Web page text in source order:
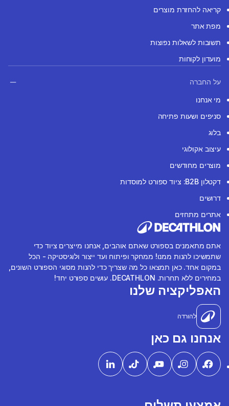
קריאה להחזרת מוצרים
מפת אתר
תשובות לשאלות נפוצות
מועדון לקוחות
על החברה
מי אנחנו
סניפים ושעות פתיחה
בלוג
עיצוב אקולוגי
מוצרים מחודשים
דקטלון B2B: ציוד ספורט למוסדות
דרושים
אתרים מתחזים
אתם מתאמנים בספורט שאתם אוהבים, אנחנו מייצרים ציוד כדי
שתמשיכו להנות ממנו! ממחקר ופיתוח ועד ייצור ולוגיסטיקה - הכל
במקום אחד. כאן תמצאו כל מה שצריך כדי להנות מסוגי הספורט השונים,
במחירים ללא תחרות. DECATHLON. עושים ספורט יחד!
האפליקציה שלנו
להורדה
אנחנו גם כאן